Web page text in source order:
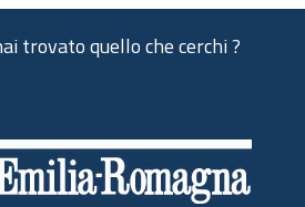
trovato quello che cerchi ?